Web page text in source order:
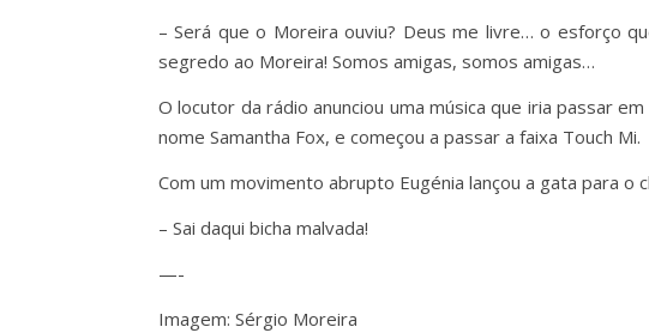
– Será que o Moreira ouviu? Deus me livre… o esforço
segredo ao Moreira! Somos amigas, somos amigas…
O locutor da rádio anunciou uma música que iria passar
nome Samantha Fox, e começou a passar a faixa Touch Mi.
Com um movimento abrupto Eugénia lançou a gata para o
– Sai daqui bicha malvada!
—-
Imagem: Sérgio Moreira